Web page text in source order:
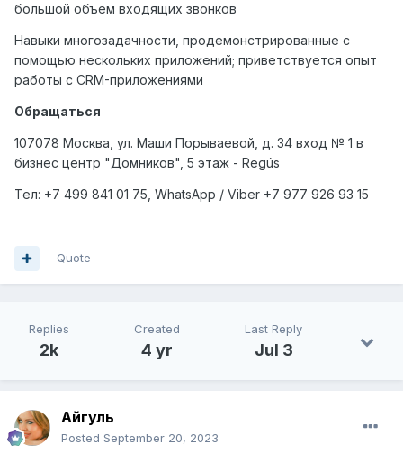
большой объем входящих звонков
Навыки многозадачности, продемонстрированные с
помощью нескольких приложений; приветствуется опыт
работы с CRM-приложениями
Обращаться
107078 Москва, ул. Маши Порываевой, д. 34 вход № 1 в
бизнес центр "Домников", 5 этаж - Regús
Тел: +7 499 841 01 75, WhatsApp / Viber +7 977 926 93 15
Quote
Replies
2k
Created
4 yr
Last Reply
Jul 3
Айгуль
Posted September 20, 2023